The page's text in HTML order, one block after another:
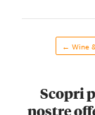
← Wine
Scopri
nostre